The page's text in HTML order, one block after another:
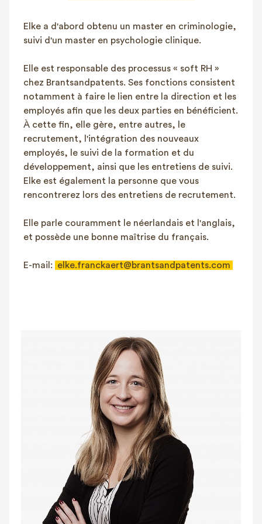
Contact
Client login
Elke a d'abord obtenu un master en criminologie,
suivi d'un master en psychologie clinique.
Elle est responsable des processus « soft RH »
chez Brantsandpatents. Ses fonctions consistent
notamment à faire le lien entre la direction et les
employés afin que les deux parties en bénéficient.
À cette fin, elle gère, entre autres, le
recrutement, l'intégration des nouveaux
employés, le suivi de la formation et du
développement, ainsi que les entretiens de suivi.
Elke est également la personne que vous
rencontrerez lors des entretiens de recrutement.
Elle parle couramment le néerlandais et l'anglais,
et possède une bonne maîtrise du français.
E-mail: elke.franckaert@brantsandpatents.com